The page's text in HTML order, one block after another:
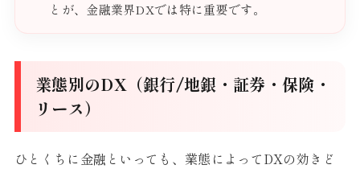
とが、金融業界DXでは特に重要です。
業態別のDX（銀行/地銀・証券・保険・
リース）
ひとくちに金融といっても、業態によってDXの効きど